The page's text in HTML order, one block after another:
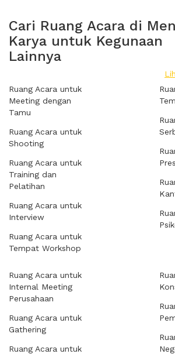
Cari Ruang Acara di
Karya untuk Kegunaan
Lainnya
Ruang Acara untuk
Meeting dengan
Tamu
Ruang Acara untuk
Shooting
Ruang Acara untuk
Training dan
Pelatihan
Ruang Acara untuk
Interview
Ruang Acara untuk
Tempat Workshop
Ruang Acara untuk
Internal Meeting
Perusahaan
Ruang Acara untuk
Gathering
Ruang Acara untuk